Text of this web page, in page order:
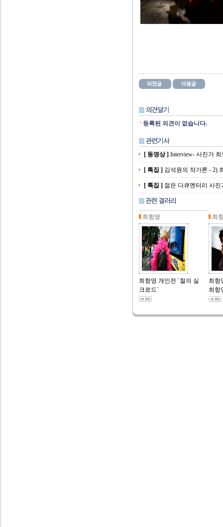
등록된 의견이 없습니다.
[ 동영상 ] Interview- 사진가 최
[ 특집 ] 김석원의 작가론 - 2)
[ 특집 ] 젊은 다큐멘터리 사진
최항영
최항영 개인전 `철의 실
크로드`
최
최항
최항